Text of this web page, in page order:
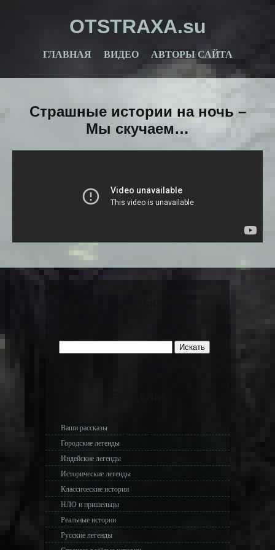
OTSTRAXA.su
ГЛАВНАЯ ВИДЕО АВТОРЫ САЙТА
Страшные истории на ночь –
Мы скучаем…
Ваши рассказы
Городские легенды
Индейские легенды
Исторические легенды
Классические истории
НЛО и пришельцы
Реальные истории
Русские легенды